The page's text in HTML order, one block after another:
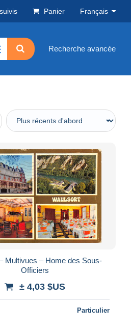
Panier Français
Recherche avancée
Multivues – Home des Sous-
Officiers
± 4,03 $US
Particulier